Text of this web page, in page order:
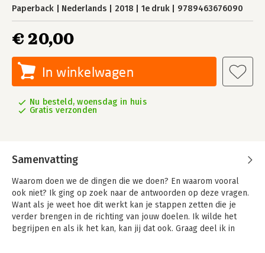
Paperback Nederlands 2018 1e druk 9789463676090
€ 20,00
In winkelwagen
Nu besteld, woensdag in huis
Gratis verzonden
Samenvatting
Waarom doen we de dingen die we doen? En waarom vooral
ook niet? Ik ging op zoek naar de antwoorden op deze vragen.
Want als je weet hoe dit werkt kan je stappen zetten die je
verder brengen in de richting van jouw doelen. Ik wilde het
begrijpen en als ik het kan, kan jij dat ook. Graag deel ik in